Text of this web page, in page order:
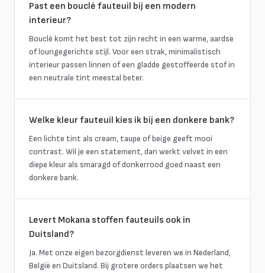
Past een bouclé fauteuil bij een modern
interieur?
Bouclé komt het best tot zijn recht in een warme, aardse
of loungegerichte stijl. Voor een strak, minimalistisch
interieur passen linnen of een gladde gestoffeerde stof in
een neutrale tint meestal beter.
Welke kleur fauteuil kies ik bij een donkere bank?
Een lichte tint als cream, taupe of beige geeft mooi
contrast. Wil je een statement, dan werkt velvet in een
diepe kleur als smaragd of donkerrood goed naast een
donkere bank.
Levert Mokana stoffen fauteuils ook in
Duitsland?
Ja. Met onze eigen bezorgdienst leveren we in Nederland,
België en Duitsland. Bij grotere orders plaatsen we het